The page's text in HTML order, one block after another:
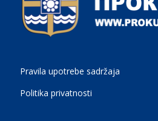
Pravila upotrebe sadržaja
Politika privatnosti